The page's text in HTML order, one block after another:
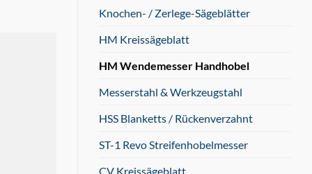
Knochen- / Zerlege-Sägeblätter
HM Kreissägeblatt
HM Wendemesser Handhobel
Messerstahl & Werkzeugstahl
HSS Blanketts / Rückenverzahnt
ST-1 Revo Streifenhobelmesser
CV Kreissägeblatt